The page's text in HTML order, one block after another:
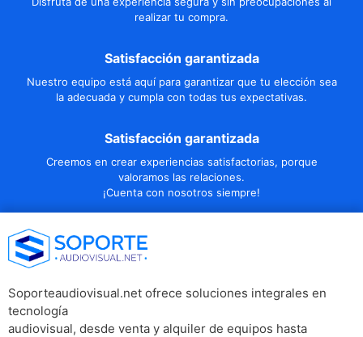
realizar tu compra.
Satisfacción garantizada
Nuestro equipo está aquí para garantizar que tu elección sea
la adecuada y cumpla con todas tus expectativas.
Satisfacción garantizada
Creemos en crear experiencias satisfactorias, porque
valoramos las relaciones.
¡Cuenta con nosotros siempre!
Soporteaudiovisual.net ofrece soluciones integrales en
tecnología
audiovisual, desde venta y alquiler de equipos hasta